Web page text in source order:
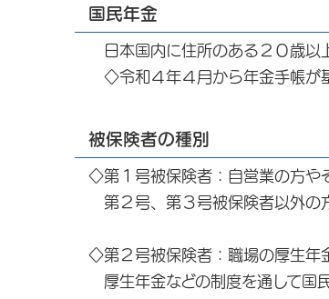
国民年金
日本国内に住所のある２０歳以
◇令和４年４月から年金手帳が
被保険者の種別
◇第１号被保険者：自営業の方や
第２号、第３号被保険者以外の
◇第２号被保険者：職場の厚生年
厚生年金などの制度を通して国